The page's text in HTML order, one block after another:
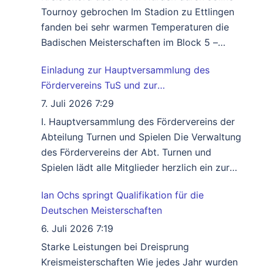
siegte imWeiterlesen …
Tournoy gebrochen Im Stadion zu Ettlingen
fanden bei sehr warmen Temperaturen die
Badischen Meisterschaften im Block 5 –
waren acht Leichtathleten des SV
Büchenbronn gemeldet, jedoch konnten drei
wegen Verletzung nicht antreten. Unter ihnen
auch Julius Wolf, der letztjährige Bad. Meister
Weiterlesen …
Einladung zur Hauptversammlung des
Fördervereins TuS und zur
Hauptversammlung des TuS 2026
7. Juli 2026 7:29
I. Hauptversammlung des Fördervereins der
Abteilung Turnen und Spielen Die Verwaltung
des Fördervereins der Abt. Turnen und
Spielen lädt alle Mitglieder herzlich ein zur
Uhr im Vereinsheim „Im Schlägle“. Agenda:
Begrüßung und Jahresbericht Kassenbericht
des Kassiers Bericht der Kassenprüfer
Entlastung der Verwaltung Wahl des
Wahlleiters Neuwahl der Verwaltung
Ian Ochs springt Qualifikation für die
Deutschen Meisterschaften
6. Juli 2026 7:19
Starke Leistungen bei Dreisprung
Kreismeisterschaften Wie jedes Jahr wurden